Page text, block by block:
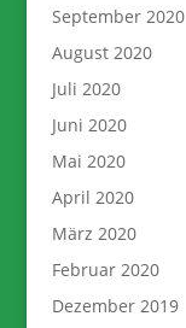
September 2020
August 2020
Juli 2020
Juni 2020
Mai 2020
April 2020
März 2020
Februar 2020
Dezember 2019